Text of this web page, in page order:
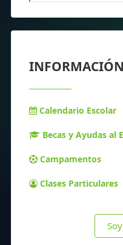
Calendario Escolar
Becas y Ayudas al
Campamentos
Clases Particulares